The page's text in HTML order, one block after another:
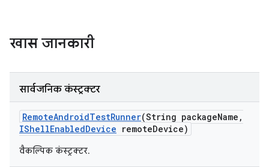
खास जानकारी
सार्वजनिक कंस्ट्रक्टर
RemoteAndroidTestRunner(String packageName ,
IShellEnabledDevice remoteDevice)
वैकल्पिक कंस्ट्रक्टर.